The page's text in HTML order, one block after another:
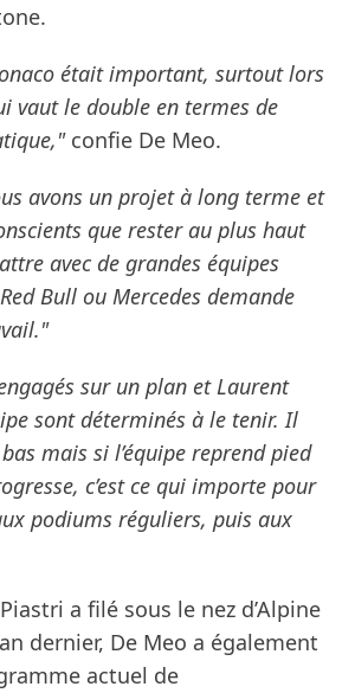
était important, surtout lors
vaut le double en termes de
confie De Meo.
avons un projet à long terme et
que rester au plus haut
avec de grandes équipes
Bull ou Mercedes demande
sur un plan et Laurent
sont déterminés à le tenir. Il
mais si l’équipe reprend pied
c’est ce qui importe pour
podiums réguliers, puis aux
a filé sous le nez d’Alpine
dernier, De Meo a également
actuel de